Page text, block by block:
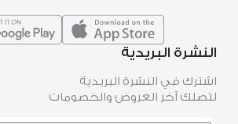
اشترك في النشرة البريدية